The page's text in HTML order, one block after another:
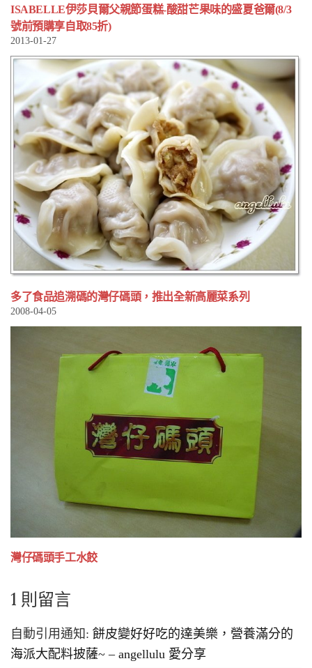
ISABELLE伊莎貝爾父親節蛋糕-酸甜芒果味的盛夏爸爾(8/3
號前預購享自取85折)
2013-01-27
多了食品追溯碼的灣仔碼頭，推出全新高麗菜系列
2008-04-05
灣仔碼頭手工水餃
1 則留言
自動引用通知: 餅皮變好好吃的達美樂，營養滿分的
海派大配料披薩~ – angellulu 愛分享